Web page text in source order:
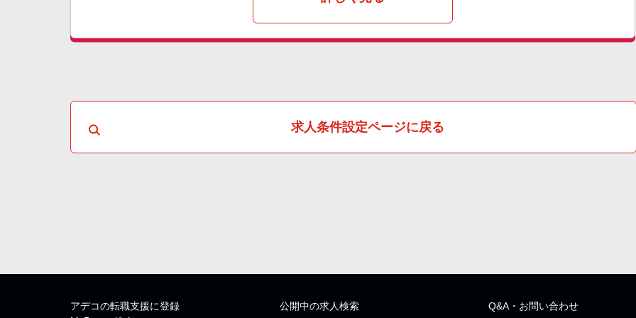
求人条件設定ページに戻る
アデコの転職支援に登録
公開中の求人検索 Q&A・お問い合わせ